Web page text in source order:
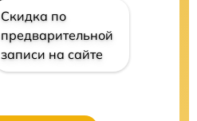
Скидка по
предварительной
записи на сайте